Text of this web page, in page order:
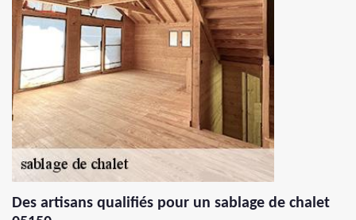
Des artisans qualifiés pour un sablage de chalet